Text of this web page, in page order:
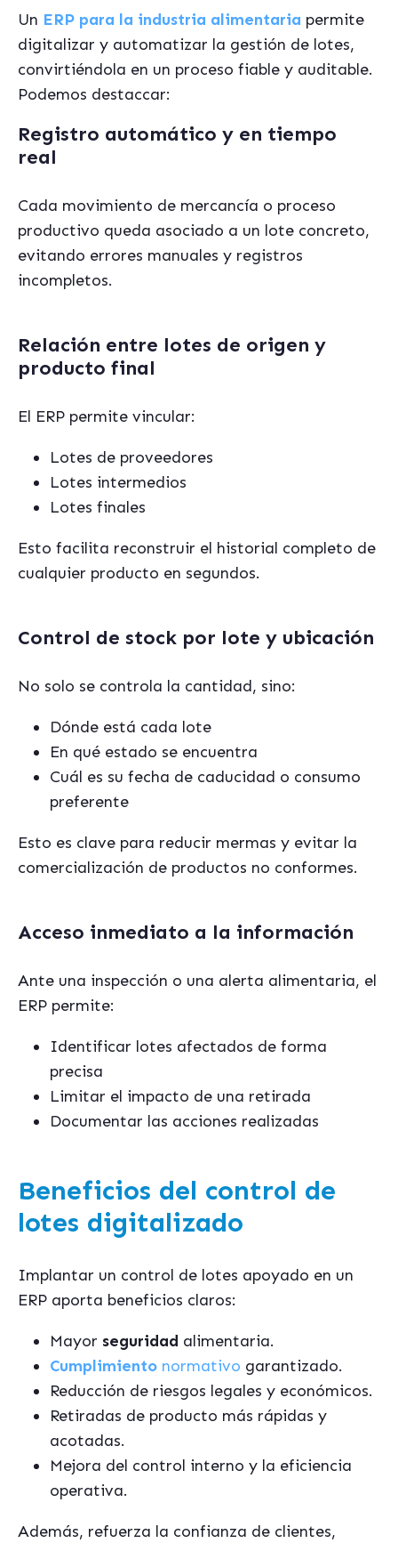
Un ERP para la industria alimentaria permite
digitalizar y automatizar la gestión de lotes,
convirtiéndola en un proceso fiable y auditable.
Podemos destaccar:
Registro automático y en tiempo
real
Cada movimiento de mercancía o proceso
productivo queda asociado a un lote concreto,
evitando errores manuales y registros
incompletos.
Relación entre lotes de origen y
producto final
El ERP permite vincular:
Lotes de proveedores
Lotes intermedios
Lotes finales
Esto facilita reconstruir el historial completo de
cualquier producto en segundos.
Control de stock por lote y ubicación
No solo se controla la cantidad, sino:
Dónde está cada lote
En qué estado se encuentra
Cuál es su fecha de caducidad o consumo
preferente
Esto es clave para reducir mermas y evitar la
comercialización de productos no conformes.
Acceso inmediato a la información
Ante una inspección o una alerta alimentaria, el
ERP permite:
Identificar lotes afectados de forma
precisa
Limitar el impacto de una retirada
Documentar las acciones realizadas
Beneficios del control de
lotes digitalizado
Implantar un control de lotes apoyado en un
ERP aporta beneficios claros:
Mayor seguridad alimentaria.
Cumplimiento normativo garantizado.
Reducción de riesgos legales y económicos.
Retiradas de producto más rápidas y
acotadas.
Mejora del control interno y la eficiencia
operativa.
Además, refuerza la confianza de clientes,